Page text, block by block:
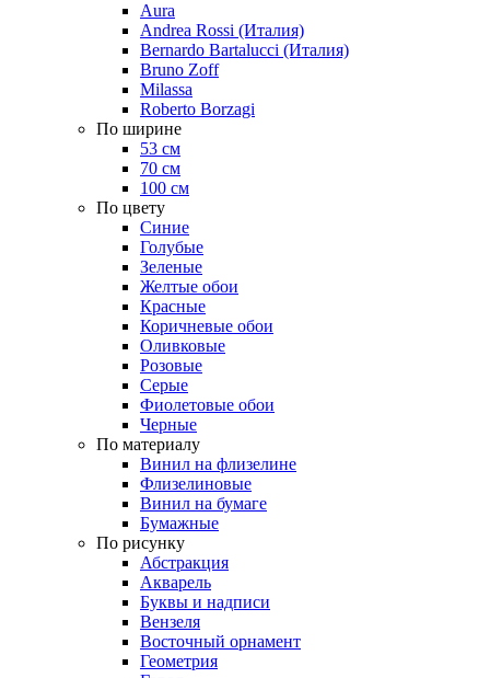
Aura
Andrea Rossi (Италия)
Bernardo Bartalucci (Италия)
Bruno Zoff
Milassa
Roberto Borzagi
По ширине
53 см
70 см
100 см
По цвету
Синие
Голубые
Зеленые
Желтые обои
Красные
Коричневые обои
Оливковые
Розовые
Серые
Фиолетовые обои
Черные
По материалу
Винил на флизелине
Флизелиновые
Винил на бумаге
Бумажные
По рисунку
Абстракция
Акварель
Буквы и надписи
Вензеля
Восточный орнамент
Геометрия